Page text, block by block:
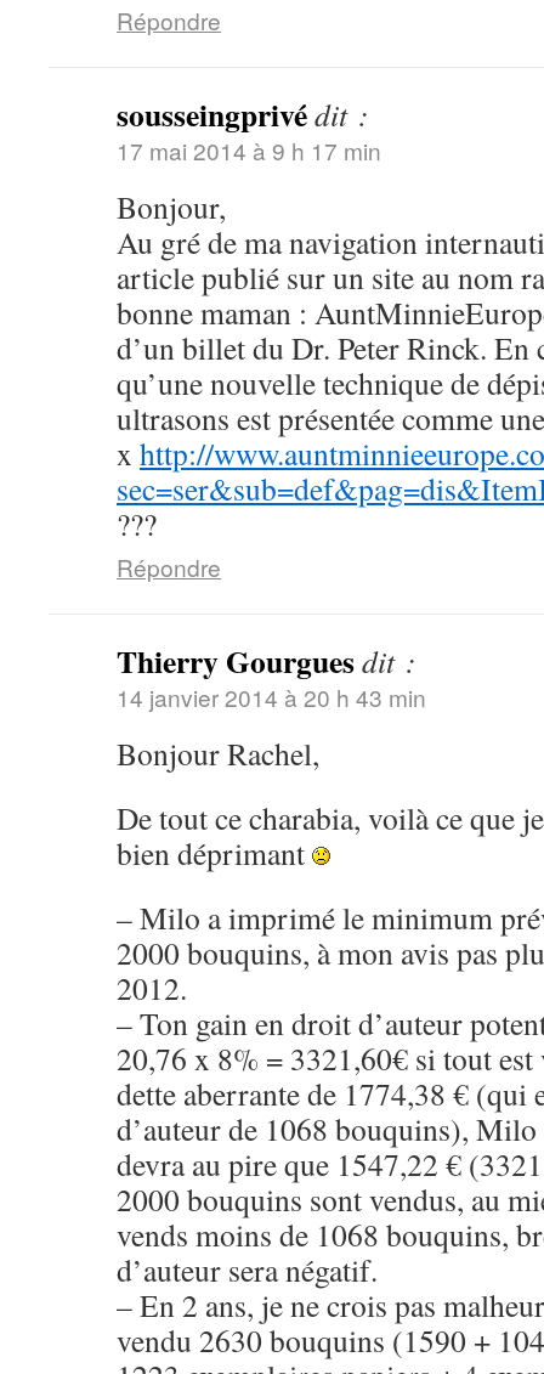
Répondre
sousseingprivédit :
17 mai 2014 à 9 h 17 min
Bonjour,
Au gré de ma navigation
article publié sur un site au nom
bonne maman :
d’un billet du Dr. Peter Rinck.
qu’une nouvelle technique de
ultrasons est présentée comme
x http://
???
Répondre
Thierry Gourguesdit :
14 janvier 2014 à 20 h 43 min
Bonjour Rachel,
De tout ce charabia, voilà ce que
bien déprimant
– Milo a imprimé le minimum
2000 bouquins, à mon avis pas
2012.
– Ton gain en droit d’auteur
20,76 x 8% = 3321,60€ si tout est
dette aberrante de 1774,38 € (qui
d’auteur de 1068 bouquins), Milo
devra au pire que 1547,22 €
2000 bouquins sont vendus, au
vends moins de 1068 bouquins,
d’auteur sera négatif.
– En 2 ans, je ne crois pas
vendu 2630 bouquins (1590 +